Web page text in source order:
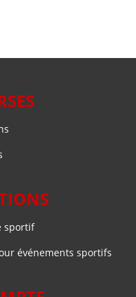
sportif
événements sportifs